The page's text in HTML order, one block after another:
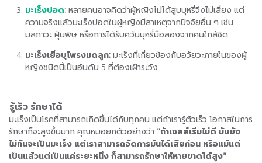
มะเร็งปอด: หลายคนอาจคิดว่าผู้หญิงไม่ได้สูบบุหรี่จึงไม่เสี่ยง แต่
ความจริงแล้วมะเร็งปอดในผู้หญิงมีสาเหตุจากปัจจัยอื่น ๆ เช่น
มลภาวะ ฝุ่นพิษ หรือการได้รับควันบุหรี่มือสองจากคนใกล้ชิด
มะเร็งเยื่อบุโพรงมดลูก: มะเร็งที่เกี่ยวข้องกับอวัยวะภายในของผู้
หญิงชนิดนี้เป็นอันดับ 5 ที่ต้องเฝ้าระวัง
รู้เร็ว รักษาได้
มะเร็งเป็นโรคที่สามารถเกิดขึ้นได้กับทุกคน แต่ถ้าเรารู้ตัวเร็ว โอกาสในการ
รักษาก็จะสูงขึ้นมาก คุณหมอยกตัวอย่างว่า "ถ้าเซลล์เริ่มไม่ดี มันยัง
ไม่ทันจะเป็นมะเร็ง แต่เราสามารถจัดการมันได้เสียก่อน หรือแม้แต่
เป็นแล้วแต่เป็นแค่ระยะหนึ่ง ก็สามารถรักษาให้หายขาดได้สูง"